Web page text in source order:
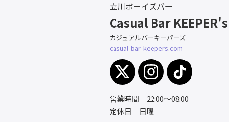
立川ボーイズバー
Casual Bar KEEPER's
カジュアルバーキーパーズ
casual-bar-keepers.com
営業時間 22:00～08:00
定休日 日曜